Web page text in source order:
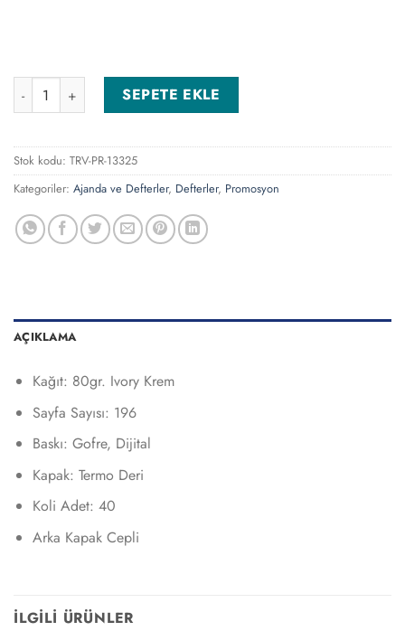
Gülsuyu-TB Taba Tarihsiz Defter adet
SEPETE EKLE
Stok kodu: TRV-PR-13325
Kategoriler: Ajanda ve Defterler, Defterler, Promosyon
AÇIKLAMA
Kağıt: 80gr. Ivory Krem
Sayfa Sayısı: 196
Baskı: Gofre, Dijital
Kapak: Termo Deri
Koli Adet: 40
Arka Kapak Cepli
İLGILI ÜRÜNLER